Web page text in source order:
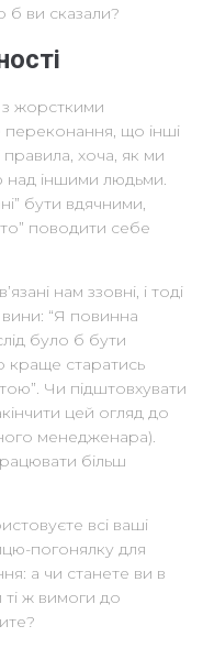
б ви сказали?
з жорсткими
переконання, що інші
правила, хоча, як ми
над іншими людьми.
бути вдячними,
поводити себе
нам ззовні, і тоді
вини: “Я повинна
було б бути
краще старатись
Чи підштовхувати
цей огляд до
менедженара).
більш
всі ваші
погонялку для
а чи станете ви в
ті ж вимоги до